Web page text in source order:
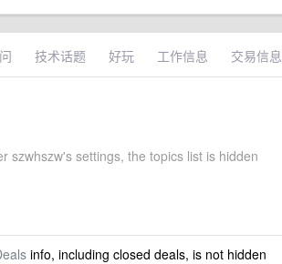
技术话题 好玩 工作信息 交易信息
szwhszw's settings, the topics list is hidden
info, including closed deals, is not hidden